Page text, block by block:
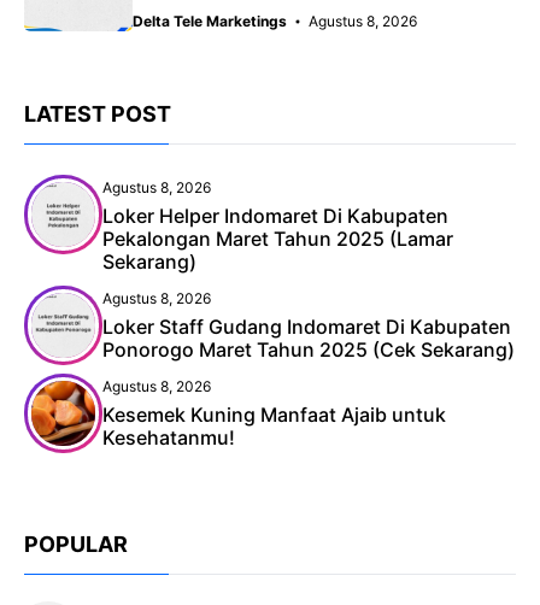
Delta Tele Marketings Agustus 8, 2026
LATEST POST
Agustus 8, 2026
Loker Helper Indomaret Di Kabupaten
Pekalongan Maret Tahun 2025 (Lamar
Sekarang)
Agustus 8, 2026
Loker Staff Gudang Indomaret Di Kabupaten
Ponorogo Maret Tahun 2025 (Cek Sekarang)
Agustus 8, 2026
Kesemek Kuning Manfaat Ajaib untuk
Kesehatanmu!
POPULAR